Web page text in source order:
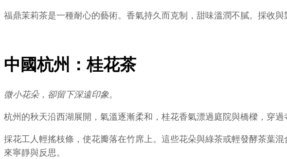
福鼎茉莉茶是一種耐心的藝術。香氣持久而克制，甜味溫潤不膩。採收
中國杭州：桂花茶
微小花朵，卻留下深遠印象。
杭州的秋天沿西湖展開，氣溫逐漸柔和，桂花香氣漂過庭院與橋樑，穿
採花工人輕搖枝條，使花瓣落在竹席上。這些花朵與綠茶或輕發酵茶葉
來寧靜與反思。